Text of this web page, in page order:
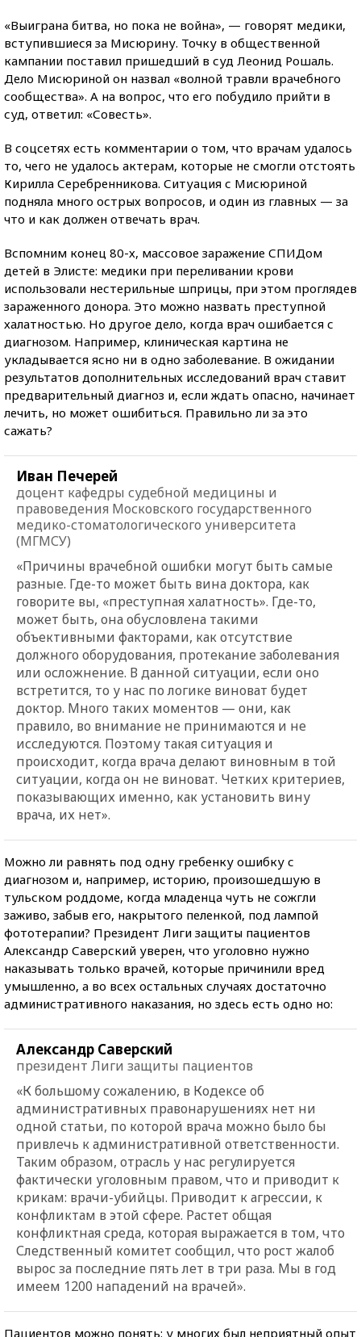
«Выиграна битва, но пока не война», — говорят медики,
вступившиеся за Мисюрину. Точку в общественной
кампании поставил пришедший в суд Леонид Рошаль.
Дело Мисюриной он назвал «волной травли врачебного
сообщества». А на вопрос, что его побудило прийти в
суд, ответил: «Совесть».
В соцсетях есть комментарии о том, что врачам удалось
то, чего не удалось актерам, которые не смогли отстоять
Кирилла Серебренникова. Ситуация с Мисюриной
подняла много острых вопросов, и один из главных — за
что и как должен отвечать врач.
Вспомним конец 80-х, массовое заражение СПИДом
детей в Элисте: медики при переливании крови
использовали нестерильные шприцы, при этом проглядев
зараженного донора. Это можно назвать преступной
халатностью. Но другое дело, когда врач ошибается с
диагнозом. Например, клиническая картина не
укладывается ясно ни в одно заболевание. В ожидании
результатов дополнительных исследований врач ставит
предварительный диагноз и, если ждать опасно, начинает
лечить, но может ошибиться. Правильно ли за это
сажать?
Иван Печерей
доцент кафедры судебной медицины и
правоведения Московского государственного
медико-стоматологического университета
(МГМСУ)
«Причины врачебной ошибки могут быть самые
разные. Где-то может быть вина доктора, как
говорите вы, «преступная халатность». Где-то,
может быть, она обусловлена такими
объективными факторами, как отсутствие
должного оборудования, протекание заболевания
или осложнение. В данной ситуации, если оно
встретится, то у нас по логике виноват будет
доктор. Много таких моментов — они, как
правило, во внимание не принимаются и не
исследуются. Поэтому такая ситуация и
происходит, когда врача делают виновным в той
ситуации, когда он не виноват. Четких критериев,
показывающих именно, как установить вину
врача, их нет».
Можно ли равнять под одну гребенку ошибку с
диагнозом и, например, историю, произошедшую в
тульском роддоме, когда младенца чуть не сожгли
заживо, забыв его, накрытого пеленкой, под лампой
фототерапии? Президент Лиги защиты пациентов
Александр Саверский уверен, что уголовно нужно
наказывать только врачей, которые причинили вред
умышленно, а во всех остальных случаях достаточно
административного наказания, но здесь есть одно но:
Александр Саверский
президент Лиги защиты пациентов
«К большому сожалению, в Кодексе об
административных правонарушениях нет ни
одной статьи, по которой врача можно было бы
привлечь к административной ответственности.
Таким образом, отрасль у нас регулируется
фактически уголовным правом, что и приводит к
крикам: врачи-убийцы. Приводит к агрессии, к
конфликтам в этой сфере. Растет общая
конфликтная среда, которая выражается в том, что
Следственный комитет сообщил, что рост жалоб
вырос за последние пять лет в три раза. Мы в год
имеем 1200 нападений на врачей».
Пациентов можно понять: у многих был неприятный опыт